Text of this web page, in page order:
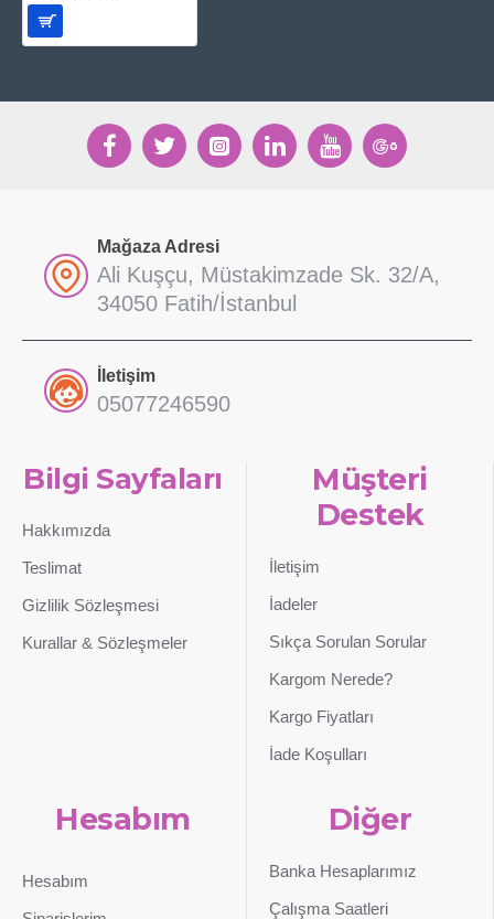
Mağaza Adresi
Ali Kuşçu, Müstakimzade Sk. 32/A,
34050 Fatih/İstanbul
İletişim
05077246590
Bilgi Sayfaları
Hakkımızda
Teslimat
Gizlilik Sözleşmesi
Kurallar & Sözleşmeler
Müşteri
Destek
İletişim
İadeler
Sıkça Sorulan Sorular
Kargom Nerede?
Kargo Fiyatları
İade Koşulları
Hesabım
Hesabım
Diğer
Banka Hesaplarımız
Çalışma Saatleri